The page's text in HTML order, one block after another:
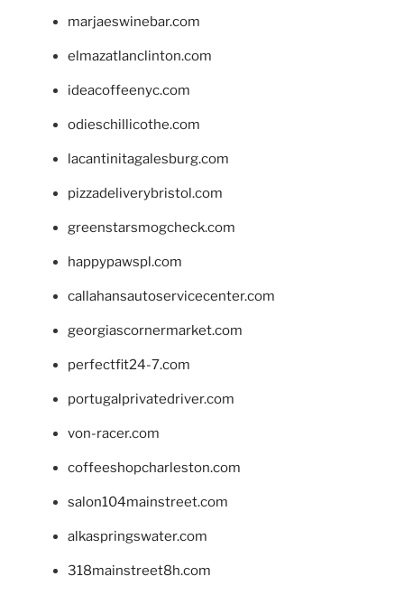
marjaeswinebar.com
elmazatlanclinton.com
ideacoffeenyc.com
odieschillicothe.com
lacantinitagalesburg.com
pizzadeliverybristol.com
greenstarsmogcheck.com
happypawspl.com
callahansautoservicecenter.com
georgiascornermarket.com
perfectfit24-7.com
portugalprivatedriver.com
von-racer.com
coffeeshopcharleston.com
salon104mainstreet.com
alkaspringswater.com
318mainstreet8h.com